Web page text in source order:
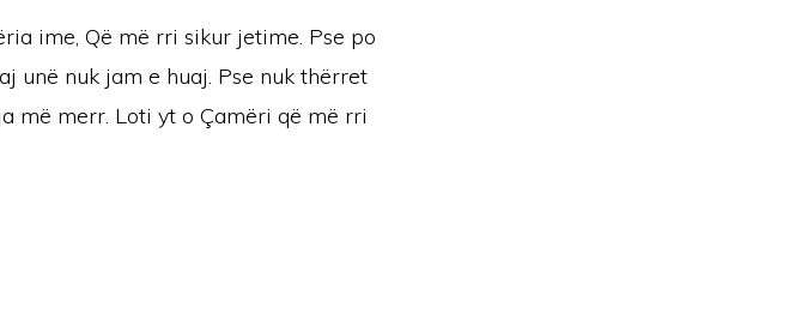
ime, Që më rri sikur jetime. Pse po
unë nuk jam e huaj. Pse nuk thërret
më merr. Loti yt o Çamëri që më rri